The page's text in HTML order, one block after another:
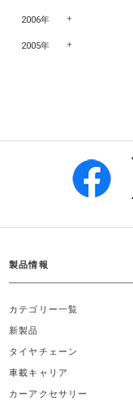
2006年
2005年
製品情報
カテゴリー一覧
新製品
タイヤチェーン
車載キャリア
カーアクセサリー